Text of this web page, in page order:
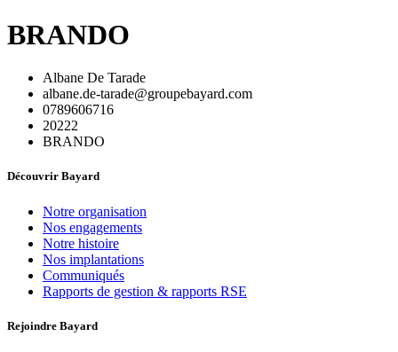
BRANDO
Albane De Tarade
albane.de-tarade@groupebayard.com
0789606716
20222
BRANDO
Découvrir Bayard
Notre organisation
Nos engagements
Notre histoire
Nos implantations
Communiqués
Rapports de gestion & rapports RSE
Rejoindre Bayard